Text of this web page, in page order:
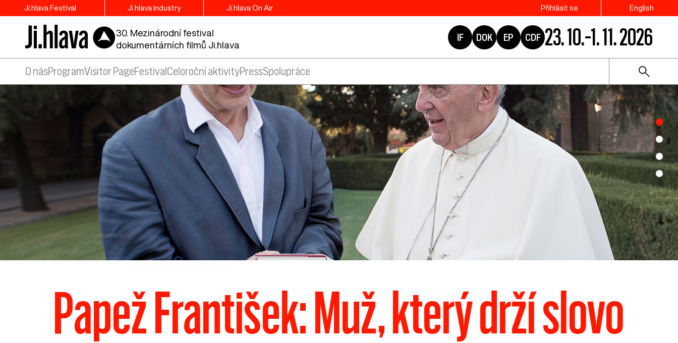
Ji.hlava Festival Ji.hlava Industry Ji.hlava On Air Přihlásit se English
30. Mezinárodní festival
dokumentárních filmů Ji.hlava
IF DOK EP CDF 23. 10.–1. 11. 2026
O násProgramVisitor PageFestival Celoroční aktivityPressSpolupráce
Papež František: Muž, který drží slovo